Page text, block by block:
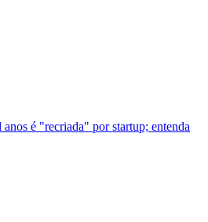
é "recriada" por startup; entenda